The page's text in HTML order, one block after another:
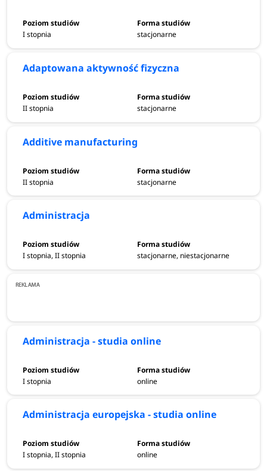
I stopnia stacjonarne
Adaptowana aktywność fizyczna
II stopnia stacjonarne
Additive manufacturing
II stopnia stacjonarne
Administracja
I stopnia, II stopnia stacjonarne, niestacjonarne
Administracja - studia online
I stopnia online
Administracja europejska - studia online
I stopnia, II stopnia online